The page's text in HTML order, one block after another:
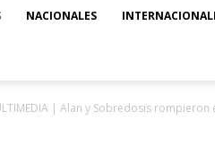
NACIONALES
| Alan y Sobredosis rompieron